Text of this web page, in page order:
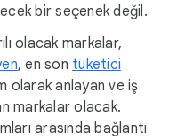
bir seçenek değil.
olacak markalar,
, en son tüketici
olarak anlayan ve iş
markalar olacak.
arasında bağlantı